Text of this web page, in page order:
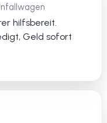
hilfsbereit.
Geld sofort